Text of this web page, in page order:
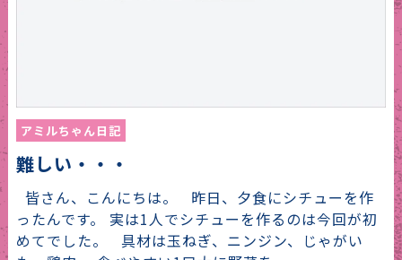
アミルちゃん日記
難しい・・・
皆さん、こんにちは。 昨日、夕食にシチューを作
ったんです。 実は1人でシチューを作るのは今回が初
めてでした。 具材は玉ねぎ、ニンジン、じゃがい